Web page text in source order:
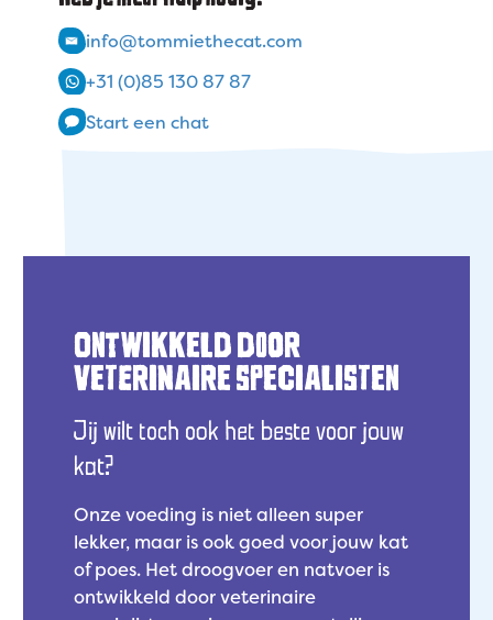
info@tommiethecat.com
+31 (0)85 130 87 87
Start een chat
ONTWIKKELD DOOR
VETERINAIRE SPECIALISTEN
Jij wilt toch ook het beste voor jouw
kat?
Onze voeding is niet alleen super
lekker, maar is ook goed voor jouw kat
of poes. Het droogvoer en natvoer is
ontwikkeld door veterinaire